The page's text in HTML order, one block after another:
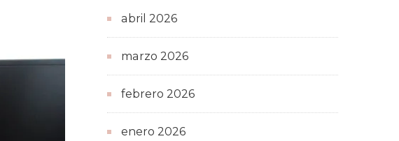
abril 2026
marzo 2026
febrero 2026
enero 2026